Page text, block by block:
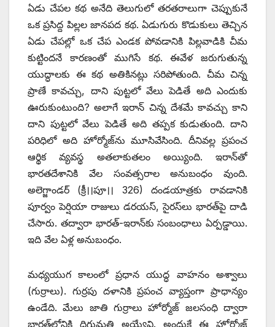
ఏడు చేపల కథ అనేది తెలుగులో తరతరాలుగా చెప్పుకునే
ఒక ప్రసిద్ద పిల్లల జానపద కథ. ఏడుగురు కొడుకులు తెచ్చిన
ఏడు చేపల్లో ఒక చేప ఎండక పోవడానికి పిల్లవాడికి చీమ
కుట్టిందనే కారణంతో ముగిసే కథ. ఈవేళ జరుగుతున్న
యుద్ధాలకు ఈ కథ అతికినట్లు సరిపోతుంది. చీమ చిన్న
ప్రాణే కావచ్చు, దాని పుట్టలో వేలు పెడితే అది ఎందుకు
ఊరుకుంటుంది? అలాగే ఇరాన్‌ ‌చిన్న దేశమే కావచ్చు కాని
దాని పుట్టలో వేలు పెడితే అది తప్పక కుడుతుంది. దాని
పరిధిలో అది హోర్మోజ్‌ను మూసివేసింది. దీనివల్ల ప్రపంచ
ఆర్థిక వ్యవస్థ అతలాకుతలం అయ్యింది. ఇరాన్‌తో
భారతదేశానికి వేల సంవత్సరాల అనుబంధం వుంది.
అలెగ్జాండర్‌ (‌క్రీ।।పూ।। 326) దండయాత్రకు రావడానికి
పూర్వం పెర్షియా రాజులు డరయస్‌, ‌సైరస్‌లు భారత్‌పై దాడి
చేసారు. తద్వారా భారత్‌-ఇరాన్‌కు సంబంధాలు ఏర్పడ్డాయి.
ఇది వేల ఏళ్ల అనుబంధం.
మధ్యయుగ కాలంలో ప్రధాన యుద్ధ వాహనం అశ్వాలు
(గుర్రాలు). గుర్రపు దళానికి ప్రపంచ వ్యాప్తంగా ప్రాధాన్యం
ఉండేది. మేలు జాతి గుర్రాలు హోర్మోజ్‌ ‌జలసంధి ద్వారా
భారత్‌లోనికి దిగుమతి అయ్యేవి. అందుకే ఈ హోర్మోజ్‌